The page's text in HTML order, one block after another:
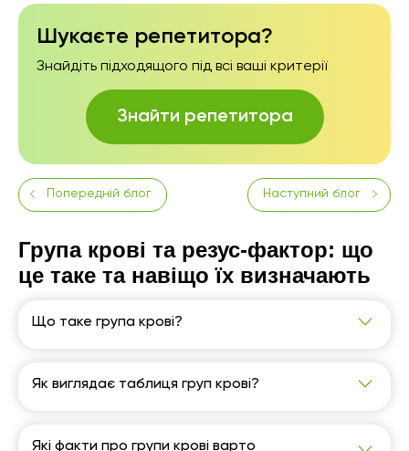
Шукаєте репетитора?
Знайдіть підходящого під всі ваші критерії
Знайти репетитора
Попередній блог Наступний блог
Група крові та резус-фактор: що
це таке та навіщо їх визначають
Що таке група крові?
поверхні червоних кров’яних тілець (еритроцитів)
Як виглядає таблиця груп крові?
Які факти про групи крові варто